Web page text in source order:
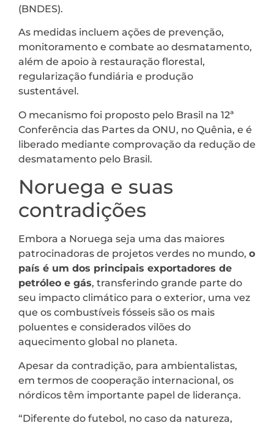
(BNDES).
As medidas incluem ações de prevenção,
monitoramento e combate ao desmatamento,
além de apoio à restauração florestal,
regularização fundiária e produção
sustentável.
O mecanismo foi proposto pelo Brasil na 12ª
Conferência das Partes da ONU, no Quênia, e é
liberado mediante comprovação da redução de
desmatamento pelo Brasil.
Noruega e suas
contradições
Embora a Noruega seja uma das maiores
patrocinadoras de projetos verdes no mundo, o
país é um dos principais exportadores de
petróleo e gás, transferindo grande parte do
seu impacto climático para o exterior, uma vez
que os combustíveis fósseis são os mais
poluentes e considerados vilões do
aquecimento global no planeta.
Apesar da contradição, para ambientalistas,
em termos de cooperação internacional, os
nórdicos têm importante papel de liderança.
“Diferente do futebol, no caso da natureza,